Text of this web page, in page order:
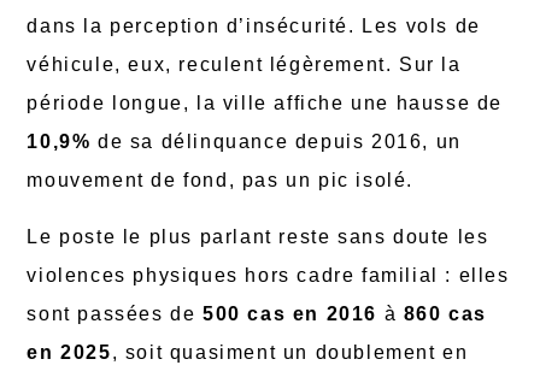
dans la perception d’insécurité. Les vols de
véhicule, eux, reculent légèrement. Sur la
période longue, la ville affiche une hausse de
10,9% de sa délinquance depuis 2016, un
mouvement de fond, pas un pic isolé.
Le poste le plus parlant reste sans doute les
violences physiques hors cadre familial : elles
sont passées de500 cas en 2016 à 860 cas
en 2025, soit quasiment un doublement en